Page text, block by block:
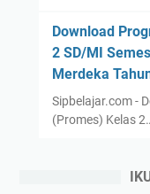
Download
2 SD/MI
Merdeka
Sipbelajar.com -
(Promes) Kelas